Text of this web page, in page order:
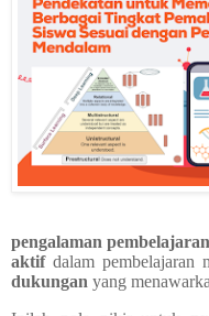
pengalaman pembelajaran
aktifdalam pembelajaran
dukungan yang